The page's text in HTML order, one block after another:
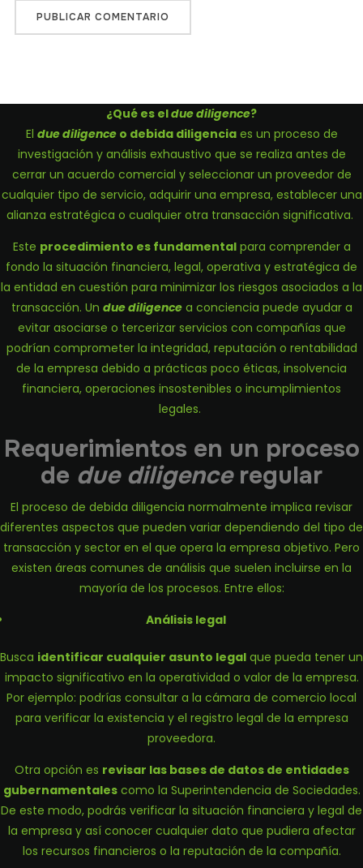
¿Qué es eldue diligence?
El due diligenceo debida diligenciaes un proceso de
investigación y análisis exhaustivo que se realiza antes de
cerrar un acuerdo comercial y seleccionar un proveedor de
cualquier tipo de servicio, adquirir una empresa, establecer una
alianza estratégica o cualquier otra transacción significativa.
Este procedimiento es fundamentalpara comprender a
fondo la situación financiera, legal, operativa y estratégica de
la entidad en cuestión para minimizar los riesgos asociados a la
transacción. Un due diligencea conciencia puede ayudar a
evitar asociarse o tercerizar servicios con compañías que
podrían comprometer la integridad, reputación o rentabilidad
de la empresa debido a prácticas poco éticas, insolvencia
financiera, operaciones insostenibles o incumplimientos
legales.
Requerimientos en un proceso
de due diligenceregular
El proceso de debida diligencia normalmente implica revisar
diferentes aspectos que pueden variar dependiendo del tipo de
transacción y sector en el que opera la empresa objetivo. Pero
existen áreas comunes de análisis que suelen incluirse en la
mayoría de los procesos. Entre ellos:
Análisis legal
Busca identificar cualquier asunto legal que pueda tener un
impacto significativo en la operatividad o valor de la empresa.
Por ejemplo: podrías consultar a la cámara de comercio local
para verificar la existencia y el registro legal de la empresa
proveedora.
Otra opción es revisar las bases de datos de entidades
gubernamentalescomo la Superintendencia de Sociedades.
De este modo, podrás verificar la situación financiera y legal de
la empresa y así conocer cualquier dato que pudiera afectar
los recursos financieros o la reputación de la compañía.